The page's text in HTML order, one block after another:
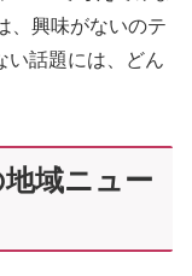
、興味がないのテ
い話題には、どん
域ニュー